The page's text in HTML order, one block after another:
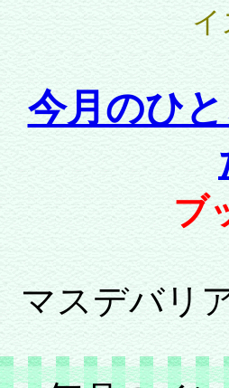
今月のひ
ブ
マスデバリ